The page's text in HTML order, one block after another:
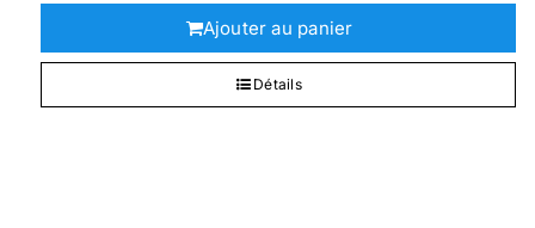
Ajouter au panier
Détails